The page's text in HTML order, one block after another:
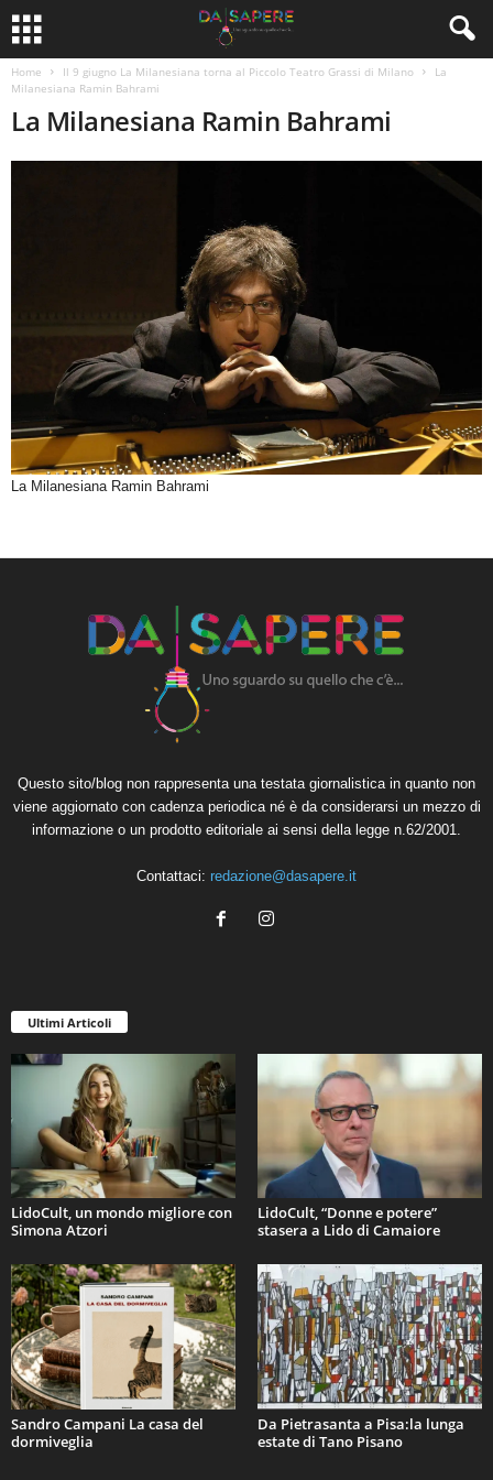
Home Il 9 giugno La Milanesiana torna al Piccolo Teatro Grassi di Milano
La
Milanesiana Ramin Bahrami
La Milanesiana Ramin Bahrami
La Milanesiana Ramin Bahrami
Questo sito/blog non rappresenta una testata giornalistica in quanto non
viene aggiornato con cadenza periodica né è da considerarsi un mezzo di
informazione o un prodotto editoriale ai sensi della legge n.62/2001.
Contattaci: redazione@dasapere.it
Ultimi Articoli
LidoCult, un mondo migliore con
Simona Atzori
LidoCult, “Donne e potere”
stasera a Lido di Camaiore
Sandro Campani La casa del
dormiveglia
Da Pietrasanta a Pisa:la lunga
estate di Tano Pisano